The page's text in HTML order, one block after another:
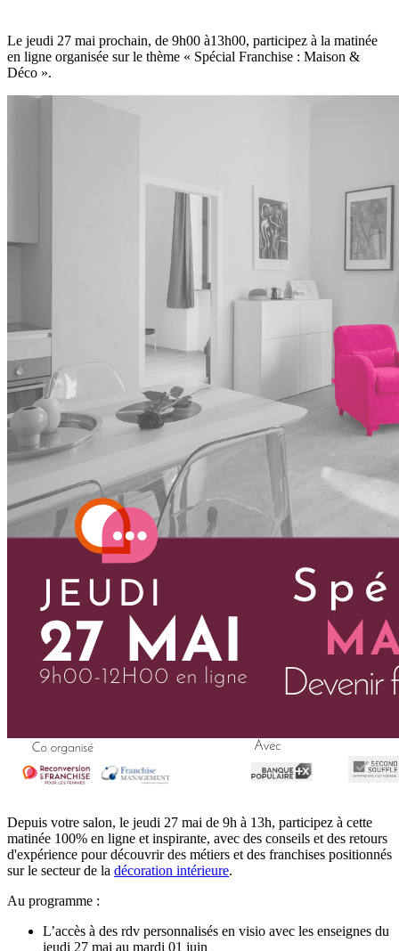
Le jeudi 27 mai prochain, de 9h00 à13h00, participez à la matinée
en ligne organisée sur le thème « Spécial Franchise : Maison &
Déco ».
Depuis votre salon, le jeudi 27 mai de 9h à 13h, participez à cette
matinée 100% en ligne et inspirante, avec des conseils et des retours
d'expérience pour découvrir des métiers et des franchises positionnés
sur le secteur de la décoration intérieure.
Au programme :
L’accès à des rdv personnalisés en visio avec les enseignes du
jeudi 27 mai au mardi 01 juin